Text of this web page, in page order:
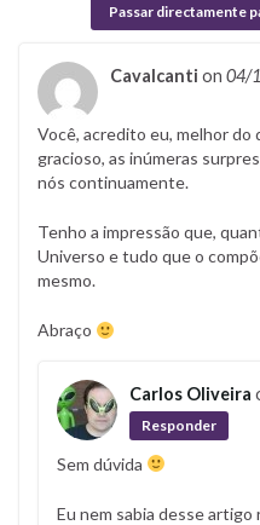
Passar directamente
Cavalcanti on 04/
Você, acredito eu, melhor do
gracioso, as inúmeras
nós continuamente.
Tenho a impressão que,
Universo e tudo que o
mesmo.
Abraço
Carlos Oliveira
Responder
Sem dúvida
Eu nem sabia desse